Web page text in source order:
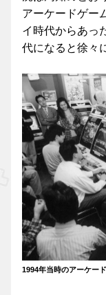
アーケードゲー
イ時代からあっ
代になると徐々
1994年当時のアーケー